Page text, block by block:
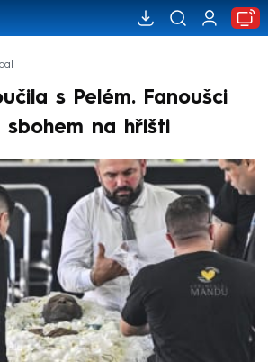
s Pelém. Fanoušci
na hřišti